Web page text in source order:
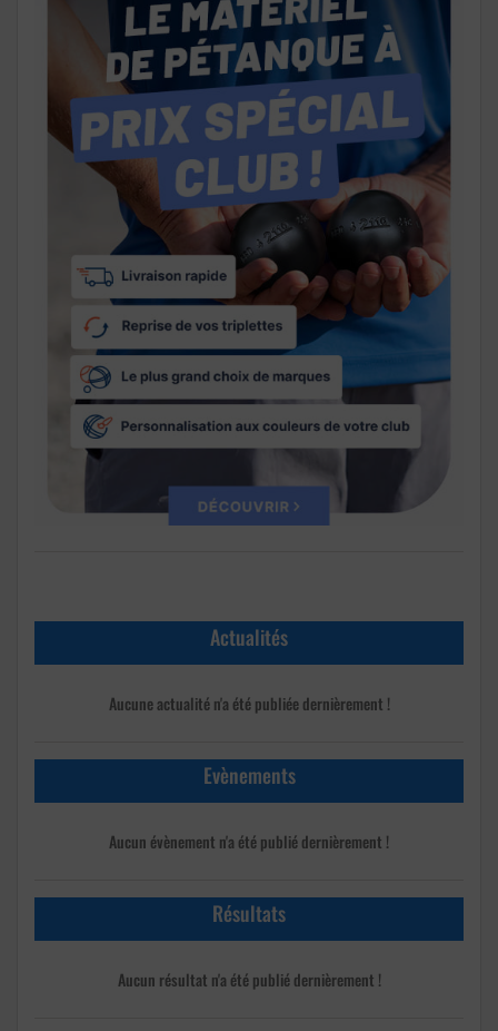
Actualités
Aucune actualité n'a été publiée dernièrement !
Evènements
Aucun évènement n'a été publié dernièrement !
Résultats
Aucun résultat n'a été publié dernièrement !